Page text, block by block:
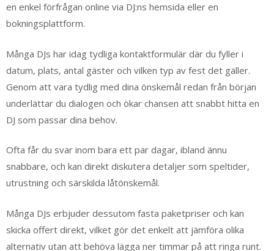
en enkel förfrågan online via DJ:ns hemsida eller en
bokningsplattform.
Många DJs har idag tydliga kontaktformulär där du fyller i
datum, plats, antal gäster och vilken typ av fest det gäller.
Genom att vara tydlig med dina önskemål redan från början
underlättar du dialogen och ökar chansen att snabbt hitta en
DJ som passar dina behov.
Ofta får du svar inom bara ett par dagar, ibland ännu
snabbare, och kan direkt diskutera detaljer som speltider,
utrustning och särskilda låtönskemål.
Många DJs erbjuder dessutom fasta paketpriser och kan
skicka offert direkt, vilket gör det enkelt att jämföra olika
alternativ utan att behöva lägga ner timmar på att ringa runt.